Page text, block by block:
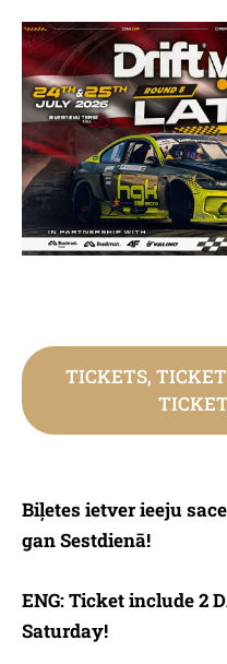
TICKETS,
Biļetes ietver ieeju
gan Sestdienā!
ENG: Ticket include 2
Saturday!